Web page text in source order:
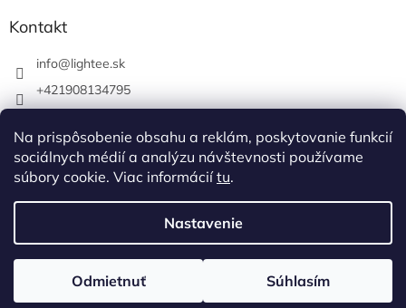
Na prispôsobenie obsahu a reklám, poskytovanie funkcií
sociálnych médií a analýzu návštevnosti používame
súbory cookie. Viac informáciítu.
Nastavenie
Odmietnuť Súhlasím
Kontakt
info@lightee.sk
+421908134795
lightee.sk
Copyright 2026Lightee. Všetky práva vyhradené.Upraviť